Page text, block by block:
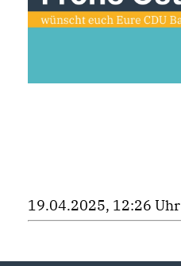
19.04.2025, 12:26 Uhr